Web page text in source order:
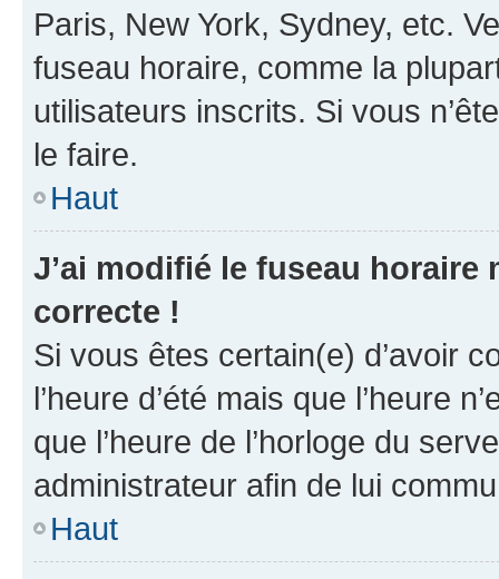
Paris, New York, Sydney, etc.
fuseau horaire, comme la
utilisateurs inscrits. Si vous
le faire.
Haut
J’ai modifié le fuseau horaire
correcte !
Si vous êtes certain(e) d’avoir
l’heure d’été mais que l’heure
que l’heure de l’horloge du
administrateur afin de lui
Haut